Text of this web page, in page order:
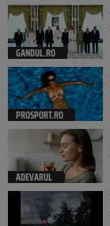
GANDUL.RO
PROSPORT.RO
ADEVARUL